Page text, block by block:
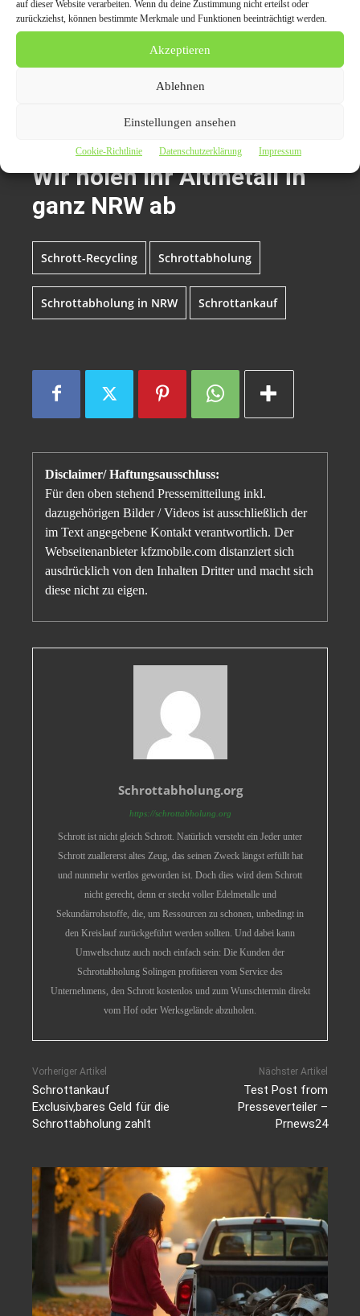
auf dieser Website verarbeiten. Wenn du deine Zustimmung nicht erteilst oder
zurückziehst, können bestimmte Merkmale und Funktionen beeinträchtigt werden.
Akzeptieren
Ablehnen
Einstellungen ansehen
Cookie-Richtlinie Datenschutzerklärung Impressum
https://schrottabholung.org
Wir holen Ihr Altmetall in
ganz NRW ab
Schrott-Recycling Schrottabholung
Schrottabholung in NRW Schrottankauf
Disclaimer/ Haftungsausschluss:
Für den oben stehend Pressemitteilung inkl.
dazugehörigen Bilder / Videos ist ausschließlich der
im Text angegebene Kontakt verantwortlich. Der
Webseitenanbieter kfzmobile.com distanziert sich
ausdrücklich von den Inhalten Dritter und macht sich
diese nicht zu eigen.
Schrottabholung.org
https://schrottabholung.org
Schrott ist nicht gleich Schrott. Natürlich versteht ein Jeder unter
Schrott zuallererst altes Zeug, das seinen Zweck längst erfüllt hat
und nunmehr wertlos geworden ist. Doch dies wird dem Schrott
nicht gerecht, denn er steckt voller Edelmetalle und
Sekundärrohstoffe, die, um Ressourcen zu schonen, unbedingt in
den Kreislauf zurückgeführt werden sollten. Und dabei kann
Umweltschutz auch noch einfach sein: Die Kunden der
Schrottabholung Solingen profitieren vom Service des
Unternehmens, den Schrott kostenlos und zum Wunschtermin direkt
vom Hof oder Werksgelände abzuholen.
Vorheriger Artikel
Schrottankauf
Exclusiv,bares Geld für die
Schrottabholung zahlt
Nächster Artikel
Test Post from
Presseverteiler –
Prnews24